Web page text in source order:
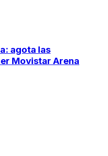
agota las
Movistar Arena